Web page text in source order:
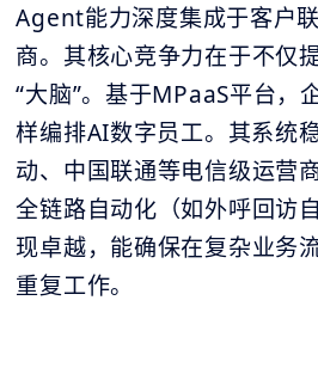
Agent能力深度集成于客户
商。其核心竞争力在于不仅
“大脑”。基于MPaaS平台，
样编排AI数字员工。其系统
动、中国联通等电信级运营
全链路自动化（如外呼回访
现卓越，能确保在复杂业务
重复工作。